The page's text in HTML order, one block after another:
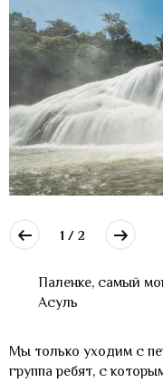
1 / 2
Паленке, самый
Асуль
Мы только уходим с
группа ребят, с